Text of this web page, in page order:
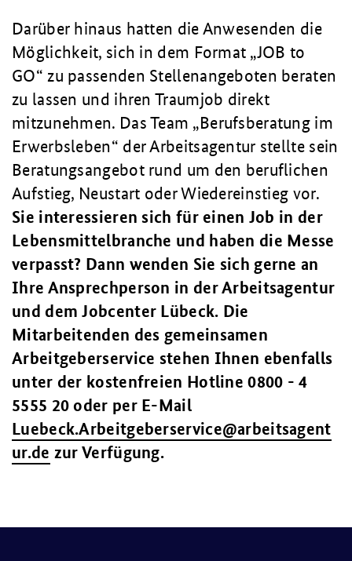
Darüber hinaus hatten die Anwesenden die
Möglichkeit, sich in dem Format „JOB to
GO“ zu passenden Stellenangeboten beraten
zu lassen und ihren Traumjob direkt
mitzunehmen. Das Team „Berufsberatung im
Erwerbsleben“ der Arbeitsagentur stellte sein
Beratungsangebot rund um den beruflichen
Aufstieg, Neustart oder Wiedereinstieg vor.
Sie interessieren sich für einen Job in der
Lebensmittelbranche und haben die Messe
verpasst? Dann wenden Sie sich gerne an
Ihre Ansprechperson in der Arbeitsagentur
und dem Jobcenter Lübeck. Die
Mitarbeitenden des gemeinsamen
Arbeitgeberservice stehen Ihnen ebenfalls
unter der kostenfreien Hotline 0800 - 4
5555 20 oder per E-Mail
Luebeck.Arbeitgeberservice@arbeitsagent
ur.de zur Verfügung.